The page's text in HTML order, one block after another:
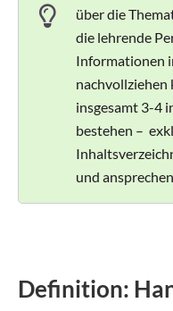
über die
die lehrende
Informationen
nachvollziehen
insgesamt 3-4
bestehen –
und
Definition: